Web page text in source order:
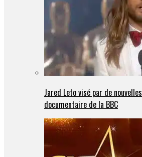
Jared Leto visé par de
documentaire de la BBC